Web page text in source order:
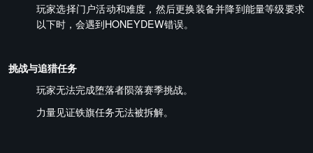
玩家选择门户活动和难度，然后更换装备并降到能量等级要求
以下时，会遇到HONEYDEW错误。
挑战与追猎任务
玩家无法完成堕落者陨落赛季挑战。
力量见证铁旗任务无法被拆解。